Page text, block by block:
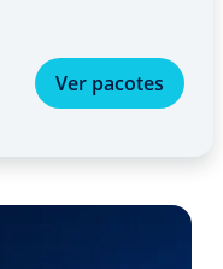
Ver pacotes